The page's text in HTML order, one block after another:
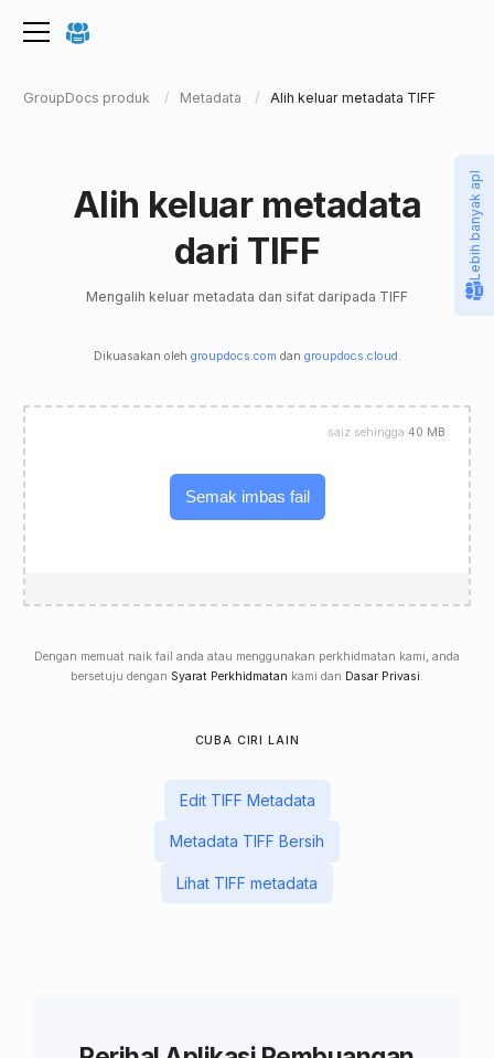
GroupDocs produk Metadata Alih keluar metadata TIFF
Alih keluar metadata
dari TIFF
Mengalih keluar metadata dan sifat daripada TIFF
Dikuasakan oleh groupdocs.com dan groupdocs.cloud .
Semak imbas fail
saiz sehingga 40 MB
Dengan memuat naik fail anda atau menggunakan perkhidmatan kami, anda
bersetuju dengan Syarat Perkhidmatan kami dan Dasar Privasi.
CUBA CIRI LAIN
Edit TIFF Metadata
Metadata TIFF Bersih
Lihat TIFF metadata
Lebih banyak apl